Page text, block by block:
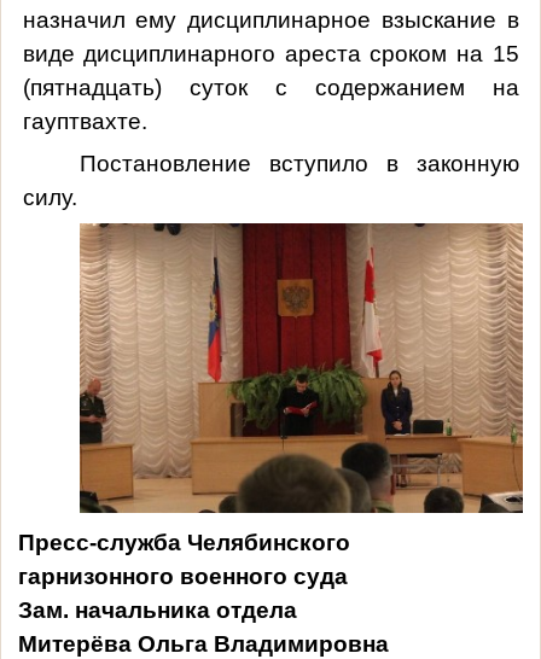
назначил ему дисциплинарное взыскание в
виде дисциплинарного ареста сроком на 15
(пятнадцать) суток с содержанием на
гауптвахте.
Постановление вступило в законную
силу.
Пресс-служба Челябинского
гарнизонного военного суда
Зам. начальника отдела
Митерёва Ольга Владимировна